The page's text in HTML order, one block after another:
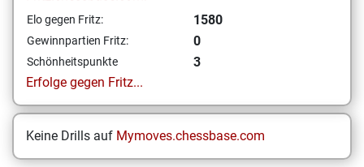
Elo gegen Fritz: 1580
Gewinnpartien Fritz: 0
Schönheitspunkte
3
Erfolge gegen Fritz...
Keine Drills auf Mymoves.chessbase.com